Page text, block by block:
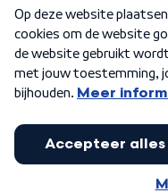
Algemene voorwaarden